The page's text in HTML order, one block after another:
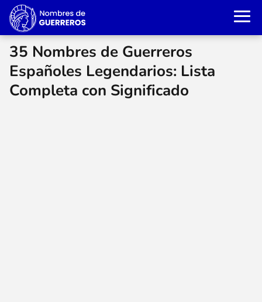
35 Nombres de Guerreros
Españoles Legendarios: Lista
Completa con Significado